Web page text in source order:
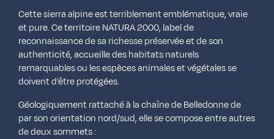
Cette sierra alpine est terriblement emblématique, vraie
et pure. Ce territoire NATURA 2000, label de
reconnaissance de sa richesse préservée et de son
authenticité, accueille des habitats naturels
remarquables ou les espèces animales et végétales se
doivent d’être protégées.
Géologiquement rattaché à la chaîne de Belledonne de
par son orientation nord/sud, elle se compose entre autres
de deux sommets :